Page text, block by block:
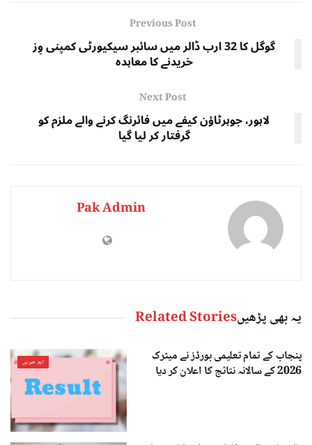
Previous Post
گوگل کا 32 ارب ڈالر میں سائبر سیکیورٹی کمپنی وِز
خریدنے کا معاہدہ
Next Post
لاہور، جوہرٹاؤن کیفے میں فائرنگ کرنے والے ملزم کو
گرفتار کر لیا گیا
Pak Admin
یہ بھی پڑھیںRelated Stories
اہم خبریں
پنجاب کے تمام تعلیمی بورڈز نے میٹرک
2026 کے سالانہ نتائج کا اعلان کر دیا